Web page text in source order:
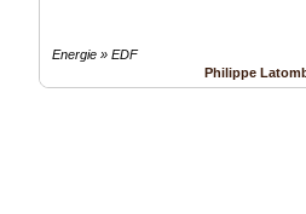
Energie » EDF
Philippe